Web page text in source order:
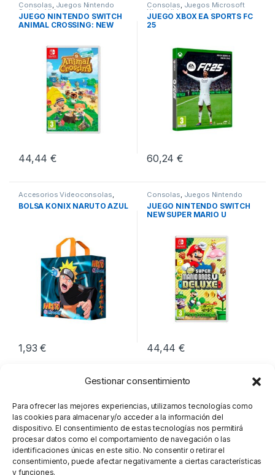
Gestionar consentimiento
Para ofrecer las mejores experiencias, utilizamos tecnologías como
las cookies para almacenar y/o acceder a la información del
dispositivo. El consentimiento de estas tecnologías nos permitirá
procesar datos como el comportamiento de navegación o las
identificaciones únicas en este sitio. No consentir o retirar el
consentimiento, puede afectar negativamente a ciertas características
y funciones.
Consolas, Juegos Nintendo
Switch,Videoconsolas
JUEGO NINTENDO SWITCH
ANIMAL CROSSING: NEW
44,44€
Consolas, Juegos Microsoft
Xbox,Videoconsolas
JUEGO XBOX EA SPORTS FC
25
60,24€
Accesorios Videoconsolas,
Consolas,Videoconsolas
BOLSA KONIX NARUTO AZUL
1,93€
Consolas, Juegos Nintendo
Switch, Videoconsolas
JUEGO NINTENDO SWITCH
NEW SUPER MARIO U
44,44€